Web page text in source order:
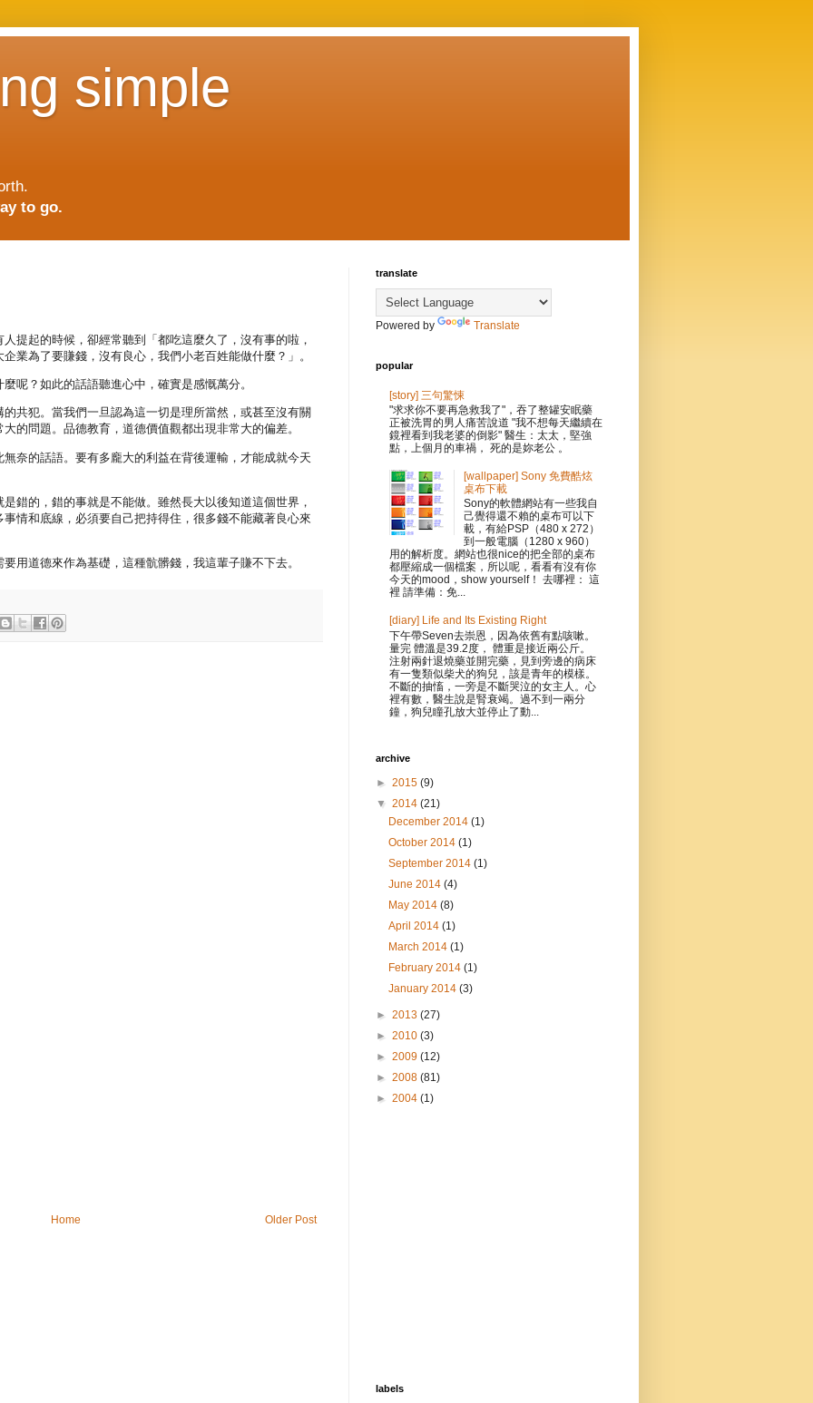
simple
to go.
提起的時候，卻經常聽到「都吃這麼久了，沒有事的啦，
業為了要賺錢，沒有良心，我們小老百姓能做什麼？」。
呢？如此的話語聽進心中，確實是感慨萬分。
共犯。當我們一旦認為這一切是理所當然，或甚至沒有關
的問題。品德教育，道德價值觀都出現非常大的偏差。
奈的話語。要有多龐大的利益在背後運輸，才能成就今天
錯的，錯的事就是不能做。雖然長大以後知道這個世界，
情和底線，必須要自己把持得住，很多錢不能藏著良心來
用道德來作為基礎，這種骯髒錢，我這輩子賺不下去。
Older Post
Home
translate
Powered by Translate
popular
[story] 三句驚悚
"求求你不要再急救我了"，吞了整罐安眠藥
正被洗胃的男人痛苦說道 "我不想每天繼續在
鏡裡看到我老婆的倒影" 醫生：太太，堅強
點，上個月的車禍， 死的是妳老公 。
[wallpaper] Sony 免費酷炫
桌布下載
Sony的軟體網站有一些我自
己覺得還不賴的桌布可以下
載，有給PSP（480 x 272）
到一般電腦（1280 x 960）
用的解析度。網站也很nice的把全部的桌布
都壓縮成一個檔案，所以呢，看看有沒有你
今天的mood，show yourself！ 去哪裡： 這
裡 請準備：免...
[diary] Life and Its Existing Right
下午帶Seven去崇恩，因為依舊有點咳嗽。
量完 體溫是39.2度， 體重是接近兩公斤。
注射兩針退燒藥並開完藥，見到旁邊的病床
有一隻類似柴犬的狗兒，該是青年的模樣。
不斷的抽慉，一旁是不斷哭泣的女主人。心
裡有數，醫生說是腎衰竭。過不到一兩分
鐘，狗兒瞳孔放大並停止了動...
archive
► 2015 (9)
▼ 2014 (21)
December 2014(1)
October 2014(1)
September 2014(1)
June 2014(4)
May 2014(8)
April 2014(1)
March 2014(1)
February 2014(1)
January 2014(3)
► 2013 (27)
► 2010 (3)
► 2009 (12)
► 2008 (81)
► 2004 (1)
labels